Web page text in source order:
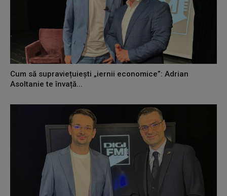
Cum să supraviețuiești „iernii economice”: Adrian
Asoltanie te învață...